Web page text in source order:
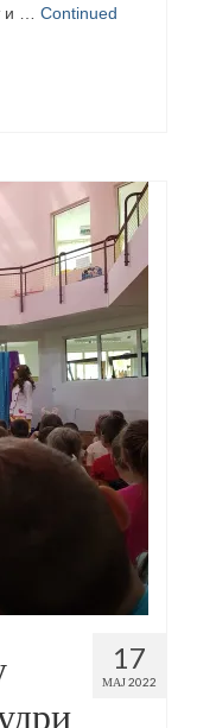
и … Continued
17
МАЈ 2022